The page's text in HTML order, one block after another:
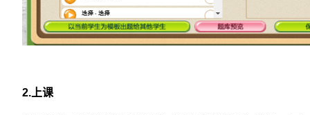
2.上课